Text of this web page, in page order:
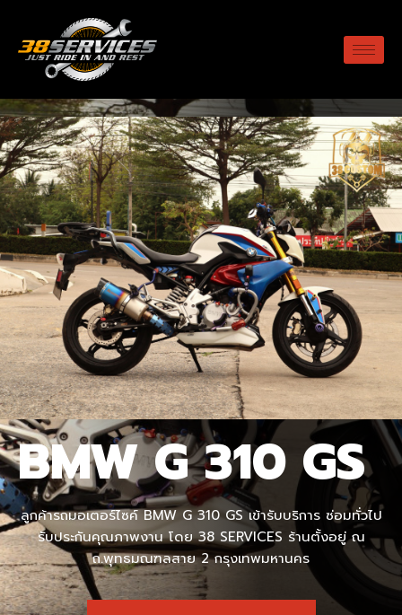
BMW G 310 GS
ลูกค้ารถมอเตอร์ไซค์ BMW G 310 GS เข้ารับบริการ ซ่อมทั่วไป
รับประกันคุณภาพงาน โดย 38 SERVICES ร้านตั้งอยู่ ณ
ถ.พุทธมณฑลสาย 2 กรุงเทพมหานคร